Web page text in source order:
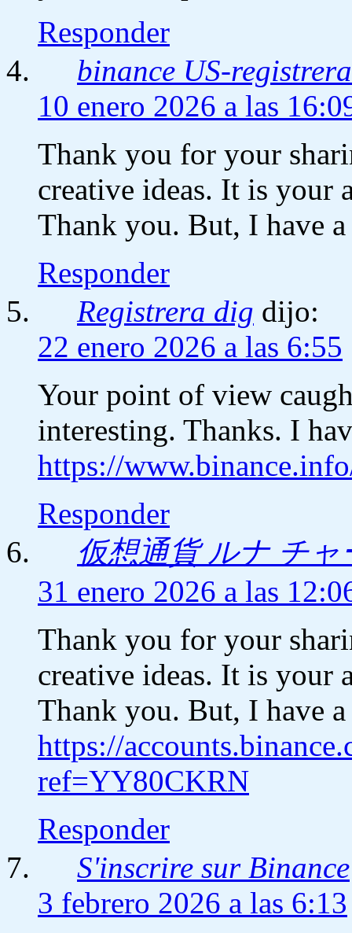
Responder
binance US-registrera
10 enero 2026 a las
Thank you for your
creative ideas. It is your
Thank you. But, I have
Responder
Registrera dig dijo:
22 enero 2026 a las 6:55
Your point of view
interesting. Thanks. I
https://
Responder
仮想通貨 ルナ チャ
31 enero 2026 a las
Thank you for your
creative ideas. It is your
Thank you. But, I have
https://
ref=YY80CKRN
Responder
S'inscrire sur Binance
3 febrero 2026 a las 6:13